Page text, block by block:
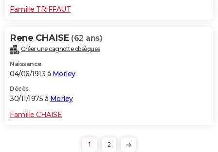
Famille TRIFFAUT
Rene CHAISE (62 ans)
Créer une cagnotte obsèques
Naissance
04/06/1913 à Morley
Décès
30/11/1975 à Morley
Famille CHAISE
1 2